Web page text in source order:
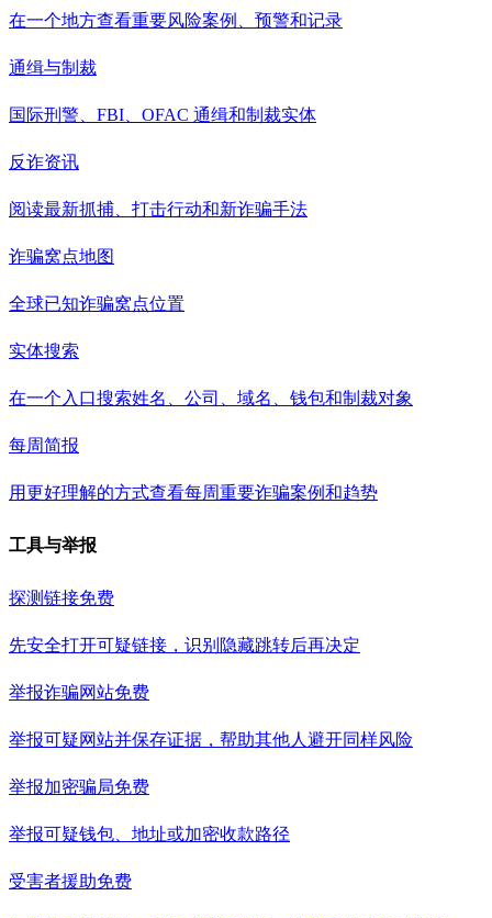
在一个地方查看重要风险案例、预警和记录
通缉与制裁
国际刑警、FBI、OFAC 通缉和制裁实体
反诈资讯
阅读最新抓捕、打击行动和新诈骗手法
诈骗窝点地图
全球已知诈骗窝点位置
实体搜索
在一个入口搜索姓名、公司、域名、钱包和制裁对象
每周简报
用更好理解的方式查看每周重要诈骗案例和趋势
工具与举报
探测链接免费
先安全打开可疑链接，识别隐藏跳转后再决定
举报诈骗网站免费
举报可疑网站并保存证据，帮助其他人避开同样风险
举报加密骗局免费
举报可疑钱包、地址或加密收款路径
受害者援助免费